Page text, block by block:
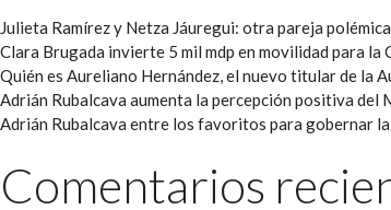
Julieta Ramírez y Netza Jáuregui: otra pareja
Clara Brugada invierte 5 mil mdp en movilidad para la
Quién es Aureliano Hernández, el nuevo titular de la
Adrián Rubalcava aumenta la percepción positiva del
Adrián Rubalcava entre los favoritos para gobernar
Comentarios